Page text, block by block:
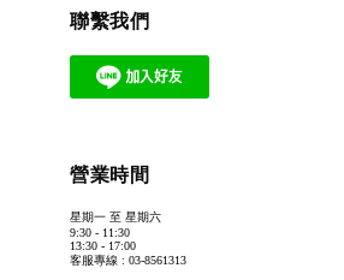
聯繫我們
營業時間
星期一 至 星期六
9:30 - 11:30
13:30 - 17:00
客服專線 : 03-8561313